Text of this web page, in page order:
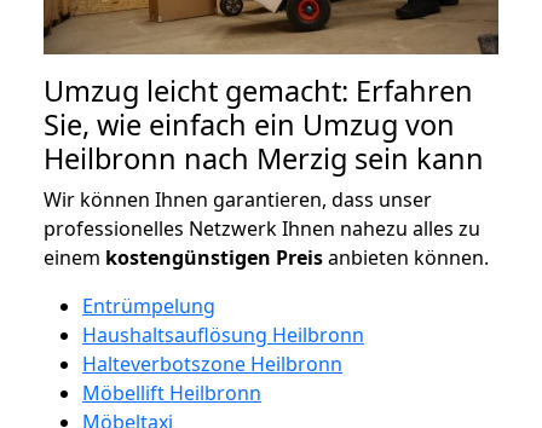
Umzug leicht gemacht: Erfahren
Sie, wie einfach ein Umzug von
Heilbronn nach Merzig sein kann
Wir können Ihnen garantieren, dass unser
professionelles Netzwerk Ihnen nahezu alles zu
einem kostengünstigen Preisanbieten können.
Entrümpelung
Haushaltsauflösung Heilbronn
Halteverbotszone Heilbronn
Möbellift Heilbronn
Möbeltaxi